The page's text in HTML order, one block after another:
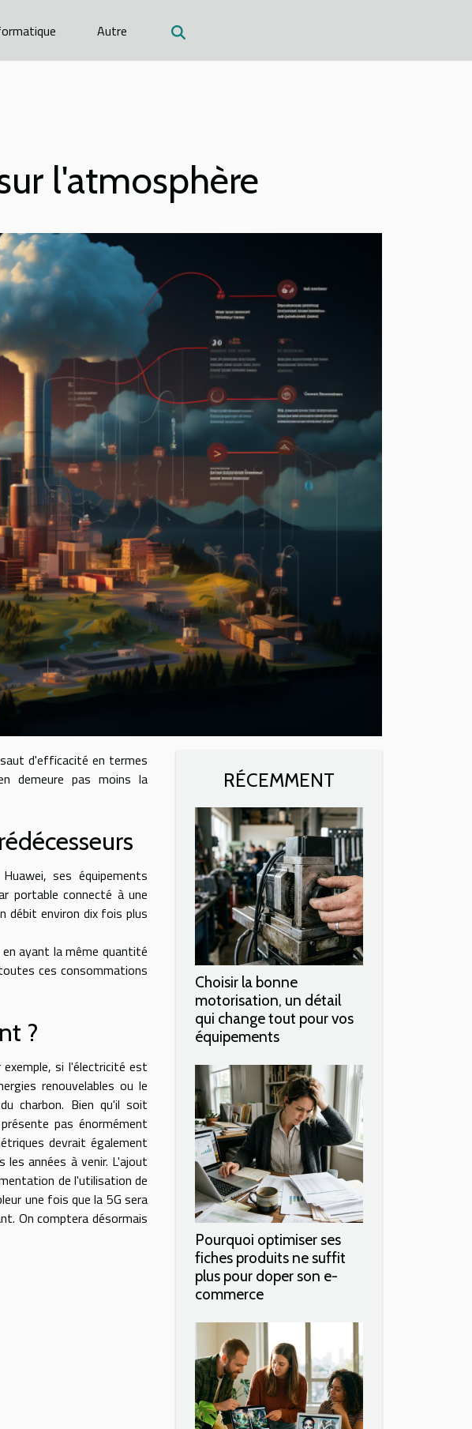
Autre
l'atmosphère
d'efficacité en termes
demeure pas moins la
ses équipements
portable connecté à une
débit environ dix fois plus
ayant la même quantité
ces consommations
?
si l'électricité est
renouvelables ou le
charbon. Bien qu'il soit
pas énormément
devrait également
années à venir. L'ajout
de l'utilisation de
une fois que la 5G sera
On comptera désormais
RÉCEMMENT
Choisir la bonne
motorisation, un détail
qui change tout pour vos
équipements
Pourquoi optimiser ses
fiches produits ne suffit
plus pour doper son e-
commerce